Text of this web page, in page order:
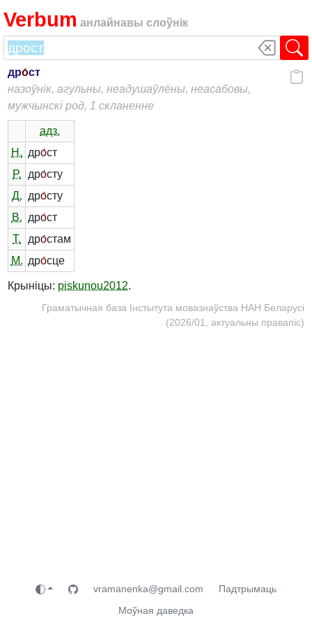
Verbum анлайнавы слоўнік
дро́ст
назоўнік, агульны, неадушаўлёны, неасабовы,
мужчынскі род, 1 скланенне
адз.
Н. дро́ст
Р.
дро́сту
Д. дро́сту
В. дро́ст
Т.
дро́стам
М. дро́сце
Крыніцы: piskunou2012.
Граматычная база Інстытута мовазнаўства НАН Беларусі
(2026/01, актуальны правапіс)
vramanenka@gmail.com
Падтрымаць
Моўная даведка